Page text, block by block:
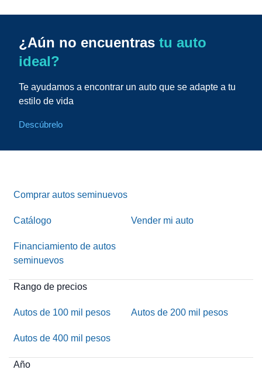
¿Aún no encuentras tu auto
ideal?
Te ayudamos a encontrar un auto que se adapte a tu
estilo de vida
Descúbrelo
Comprar autos seminuevos
Catálogo Vender mi auto
Financiamiento de autos
seminuevos
Rango de precios
Autos de 100 mil pesos Autos de 200 mil pesos
Autos de 400 mil pesos
Año